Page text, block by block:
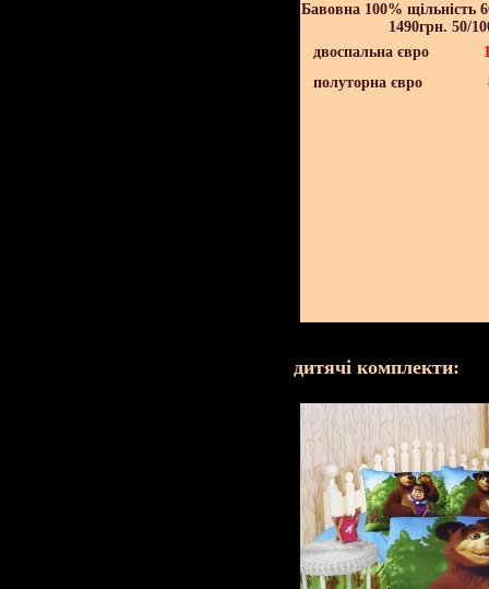
Бавовна 100% щільність
1490грн. 50/
двоспальна євро
полуторна євро
дитячі комплекти: